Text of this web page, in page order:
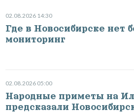
02.08.2026 14:30
Где в Новосибирске нет
мониторинг
02.08.2026 05:00
Народные приметы на
предсказали